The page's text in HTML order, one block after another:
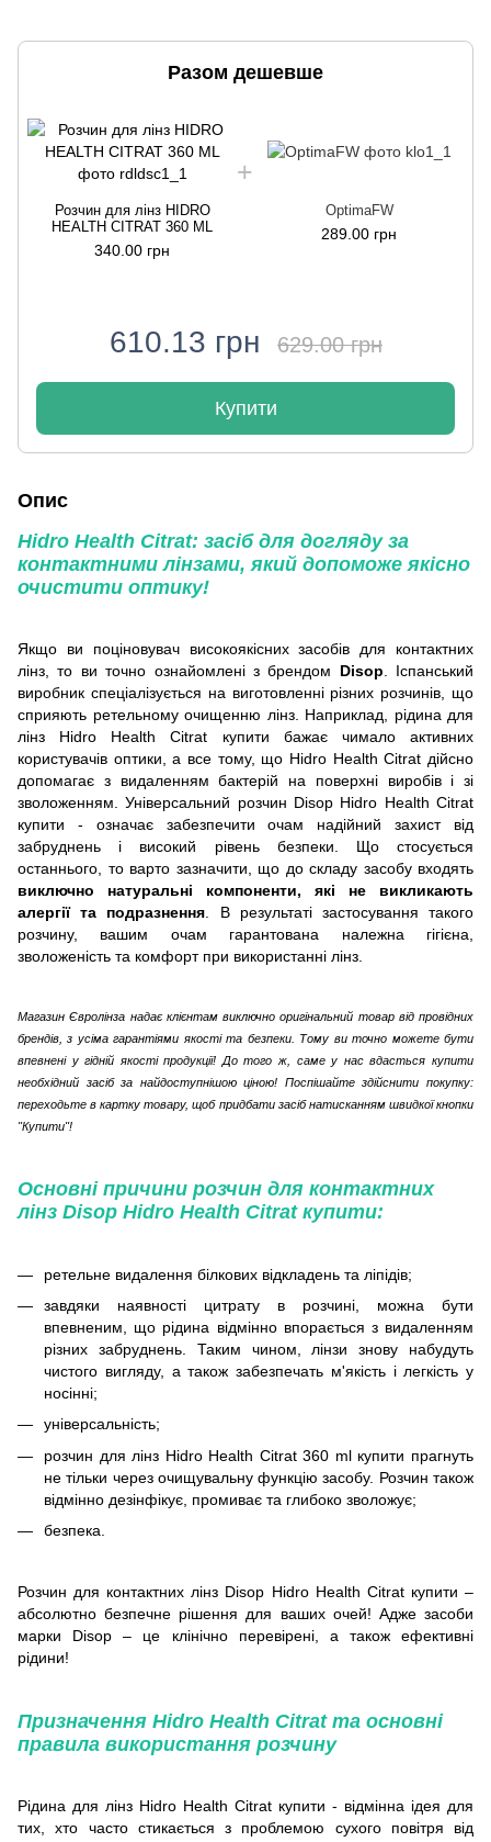
Разом дешевше
Розчин для лінз HIDRO
HEALTH CITRAT 360 ML
340.00 грн
OptimaFW
289.00 грн
610.13 грн 629.00 грн
Купити
Опис
Hidro Health Citrat: засіб для догляду за
контактними лінзами, який допоможе якісно
очистити оптику!
Якщо ви поціновувач високоякісних засобів для контактних
лінз, то ви точно ознайомлені з брендом Disop . Іспанський
виробник спеціалізується на виготовленні різних розчинів, що
сприяють ретельному очищенню лінз. Наприклад, рідина для
лінз Hidro Health Citrat купити бажає чимало активних
користувачів оптики, а все тому, що Hidro Health Citrat дійсно
допомагає з видаленням бактерій на поверхні виробів і зі
зволоженням. Універсальний розчин Disop Hidro Health Citrat
купити - означає забезпечити очам надійний захист від
забруднень і високий рівень безпеки. Що стосується
останнього, то варто зазначити, що до складу засобу входять
виключно натуральні компоненти, які не викликають
алергії та подразнення . В результаті застосування такого
розчину, вашим очам гарантована належна гігієна,
зволоженість та комфорт при використанні лінз.
Магазин Євролінза надає клієнтам виключно оригінальний товар від провідних
брендів, з усіма гарантіями якості та безпеки. Тому ви точно можете бути
впевнені у гідній якості продукції! До того ж, саме у нас вдасться купити
необхідний засіб за найдоступнішою ціною! Поспішайте здійснити покупку:
переходьте в картку товару, щоб придбати засіб натисканням швидкої кнопки
"Купити"!
Основні причини розчин для контактних
лінз Disop Hidro Health Citrat купити:
ретельне видалення білкових відкладень та ліпідів;
завдяки наявності цитрату в розчині, можна бути
впевненим, що рідина відмінно впорається з видаленням
різних забруднень. Таким чином, лінзи знову набудуть
чистого вигляду, а також забезпечать м'якість і легкість у
носінні;
універсальність;
розчин для лінз Hidro Health Citrat 360 ml купити прагнуть
не тільки через очищувальну функцію засобу. Розчин також
відмінно дезінфікує, промиває та глибоко зволожує;
безпека.
Розчин для контактних лінз Disop Hidro Health Citrat купити –
абсолютно безпечне рішення для ваших очей! Адже засоби
марки Disop – це клінічно перевірені, а також ефективні
рідини!
Призначення Hidro Health Citrat та основні
правила використання розчину
Рідина для лінз Hidro Health Citrat купити - відмінна ідея для
тих, хто часто стикається з проблемою сухого повітря від